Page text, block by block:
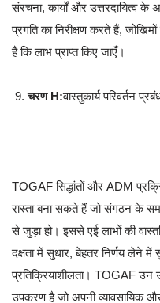
संरचना, कार्यों और उत्तरदायित्व के
प्रगति का निरीक्षण करते हैं,
हैं कि लाभ प्राप्त किए जाएँ।
चरण H:वास्तुकार्य परिवर्तन
TOGAF सिद्धांतों और ADM
रास्ता बना सकते हैं जो संगठन के
से जुड़ा हो। इससे एई लाभों की
दक्षता में सुधार, बेहतर निर्णय लेने में
प्रतिक्रियाशीलता। TOGAF उन
उपकरण है जो अपनी व्यावसायिक